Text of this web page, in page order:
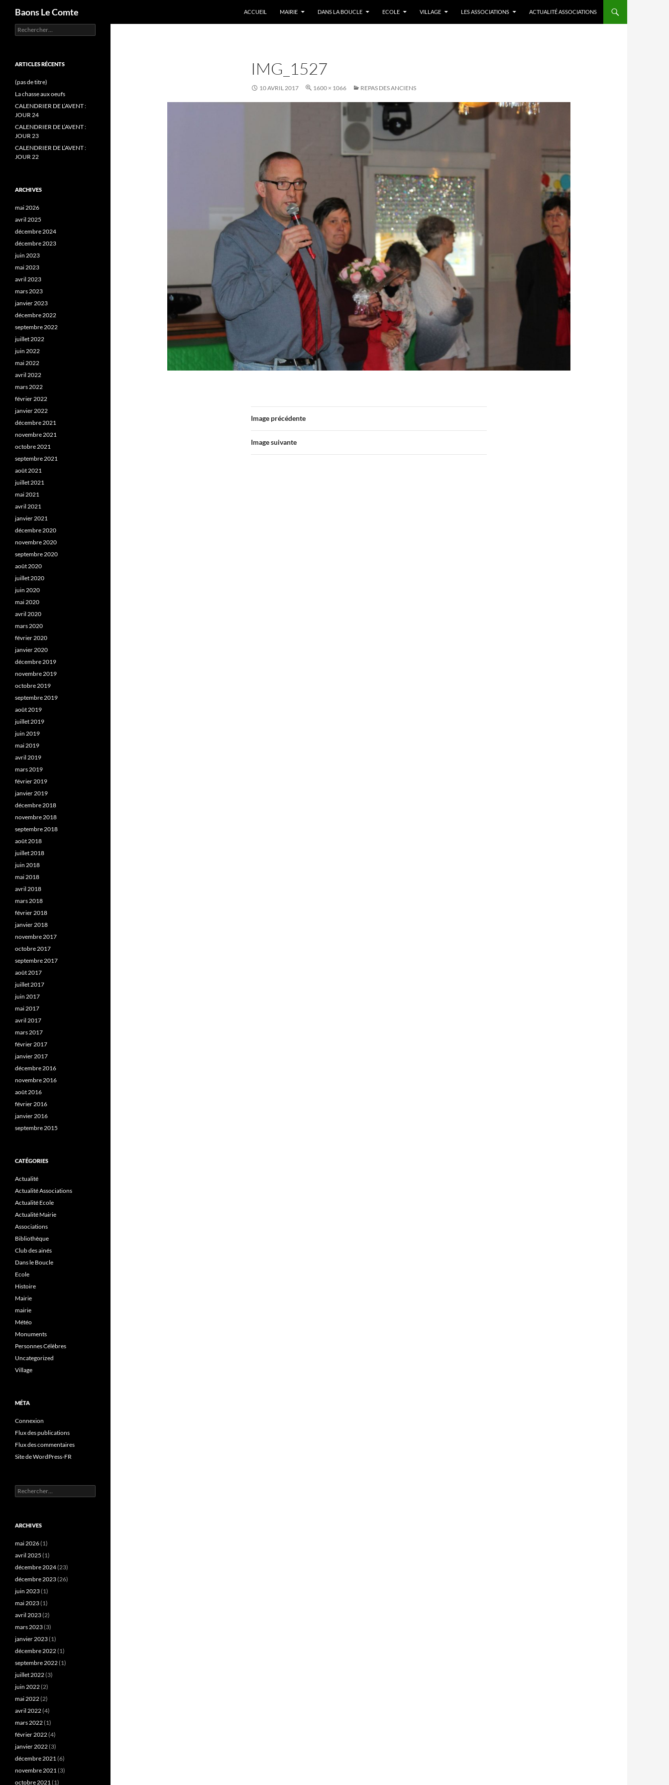
Baons Le Comte ACCUEIL MAIRIE DANS LA BOUCLE ECOLE VILLAGE LES ASSOCIATIONS ACTUALITÉ ASSOCIATIONS
IMG_1527
10 AVRIL 2017 1600 × 1066 REPAS DES ANCIENS
Image précédente
Image suivante
Rechercher :
ARTICLES RÉCENTS
(pas de titre)
La chasse aux oeufs
CALENDRIER DE L’AVENT :
JOUR 24
CALENDRIER DE L’AVENT :
JOUR 23
CALENDRIER DE L’AVENT :
JOUR 22
ARCHIVES
mai 2026
avril 2025
décembre 2024
décembre 2023
juin 2023
mai 2023
avril 2023
mars 2023
janvier 2023
décembre 2022
septembre 2022
juillet 2022
juin 2022
mai 2022
avril 2022
mars 2022
février 2022
janvier 2022
décembre 2021
novembre 2021
octobre 2021
septembre 2021
août 2021
juillet 2021
mai 2021
avril 2021
janvier 2021
décembre 2020
novembre 2020
septembre 2020
août 2020
juillet 2020
juin 2020
mai 2020
avril 2020
mars 2020
février 2020
janvier 2020
décembre 2019
novembre 2019
octobre 2019
septembre 2019
août 2019
juillet 2019
juin 2019
mai 2019
avril 2019
mars 2019
février 2019
janvier 2019
décembre 2018
novembre 2018
septembre 2018
août 2018
juillet 2018
juin 2018
mai 2018
avril 2018
mars 2018
février 2018
janvier 2018
novembre 2017
octobre 2017
septembre 2017
août 2017
juillet 2017
juin 2017
mai 2017
avril 2017
mars 2017
février 2017
janvier 2017
décembre 2016
novembre 2016
août 2016
février 2016
janvier 2016
septembre 2015
CATÉGORIES
Actualité
Actualité Associations
Actualité Ecole
Actualité Mairie
Associations
Bibliothèque
Club des ainés
Dans le Boucle
Ecole
Histoire
Mairie
mairie
Météo
Monuments
Personnes Célèbres
Uncategorized
Village
MÉTA
Connexion
Flux des publications
Flux des commentaires
Site de WordPress-FR
Rechercher :
ARCHIVES
mai 2026(1)
avril 2025 (1)
décembre 2024(23)
décembre 2023(26)
juin 2023(1)
mai 2023(1)
avril 2023(2)
mars 2023(3)
janvier 2023(1)
décembre 2022(1)
septembre 2022(1)
juillet 2022(3)
juin 2022(2)
mai 2022(2)
avril 2022(4)
mars 2022(1)
février 2022(4)
janvier 2022(3)
décembre 2021(6)
novembre 2021(3)
octobre 2021(1)